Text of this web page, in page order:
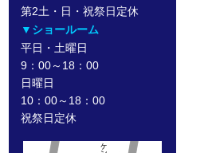
第2土・日・祝祭日定休
▼ショールーム
平日・土曜日
9：00～18：00
日曜日
10：00～18：00
祝祭日定休